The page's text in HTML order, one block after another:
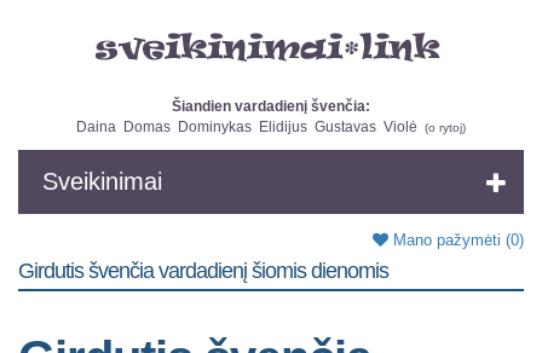
Šiandien vardadienį švenčia:
Daina Domas Dominykas Elidijus Gustavas Violė (o rytoj)
Sveikinimai
Mano pažymėti (0)
Girdutis švenčia vardadienį šiomis dienomis